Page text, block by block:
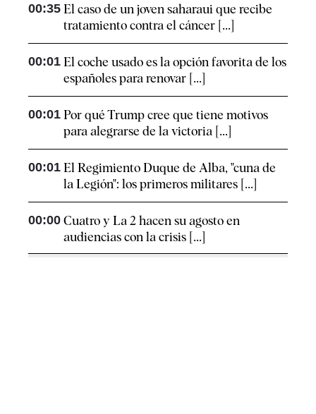
00:35 El caso de un joven saharaui que recibe
tratamiento contra el cáncer [...]
00:01 El coche usado es la opción favorita de los
españoles para renovar [...]
00:01 Por qué Trump cree que tiene motivos
para alegrarse de la victoria [...]
00:01 El Regimiento Duque de Alba, "cuna de
la Legión": los primeros militares [...]
00:00 Cuatro y La 2 hacen su agosto en
audiencias con la crisis [...]